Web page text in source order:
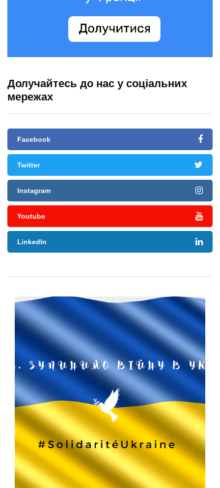
Долучайтесь до нас у соціальних
мережах
Facebook
Twitter
Instagram
Youtube
LinkedIn